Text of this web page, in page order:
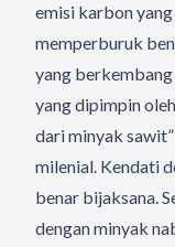
emisi karbon
memperburuk
yang
yang dipimpin
dari minyak
milenial. Kendati
benar bijaksana.
dengan minyak